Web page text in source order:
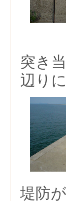
突き
辺り
堤防